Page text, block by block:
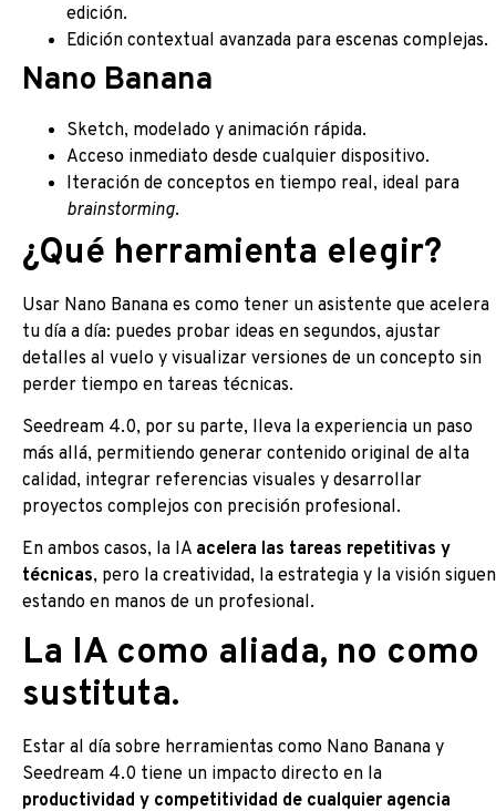
edición.
Edición contextual avanzada para escenas complejas.
Nano Banana
Sketch, modelado y animación rápida.
Acceso inmediato desde cualquier dispositivo.
Iteración de conceptos en tiempo real, ideal para
brainstorming.
¿Qué herramienta elegir?
Usar Nano Banana es como tener un asistente que acelera
tu día a día: puedes probar ideas en segundos, ajustar
detalles al vuelo y visualizar versiones de un concepto sin
perder tiempo en tareas técnicas.
Seedream 4.0, por su parte, lleva la experiencia un paso
más allá, permitiendo generar contenido original de alta
calidad, integrar referencias visuales y desarrollar
proyectos complejos con precisión profesional.
En ambos casos, la IA acelera las tareas repetitivas y
técnicas, pero la creatividad, la estrategia y la visión siguen
estando en manos de un profesional.
La IA como aliada, no como
sustituta.
Estar al día sobre herramientas como Nano Banana y
Seedream 4.0 tiene un impacto directo en la
productividad y competitividad de cualquier agencia